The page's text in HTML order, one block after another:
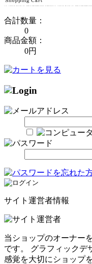
合計数量：
0
商品金額：
0円
サイト運営者情報
当ショップのオーナー
です。 グラフィックデ
感覚を大切にショップ